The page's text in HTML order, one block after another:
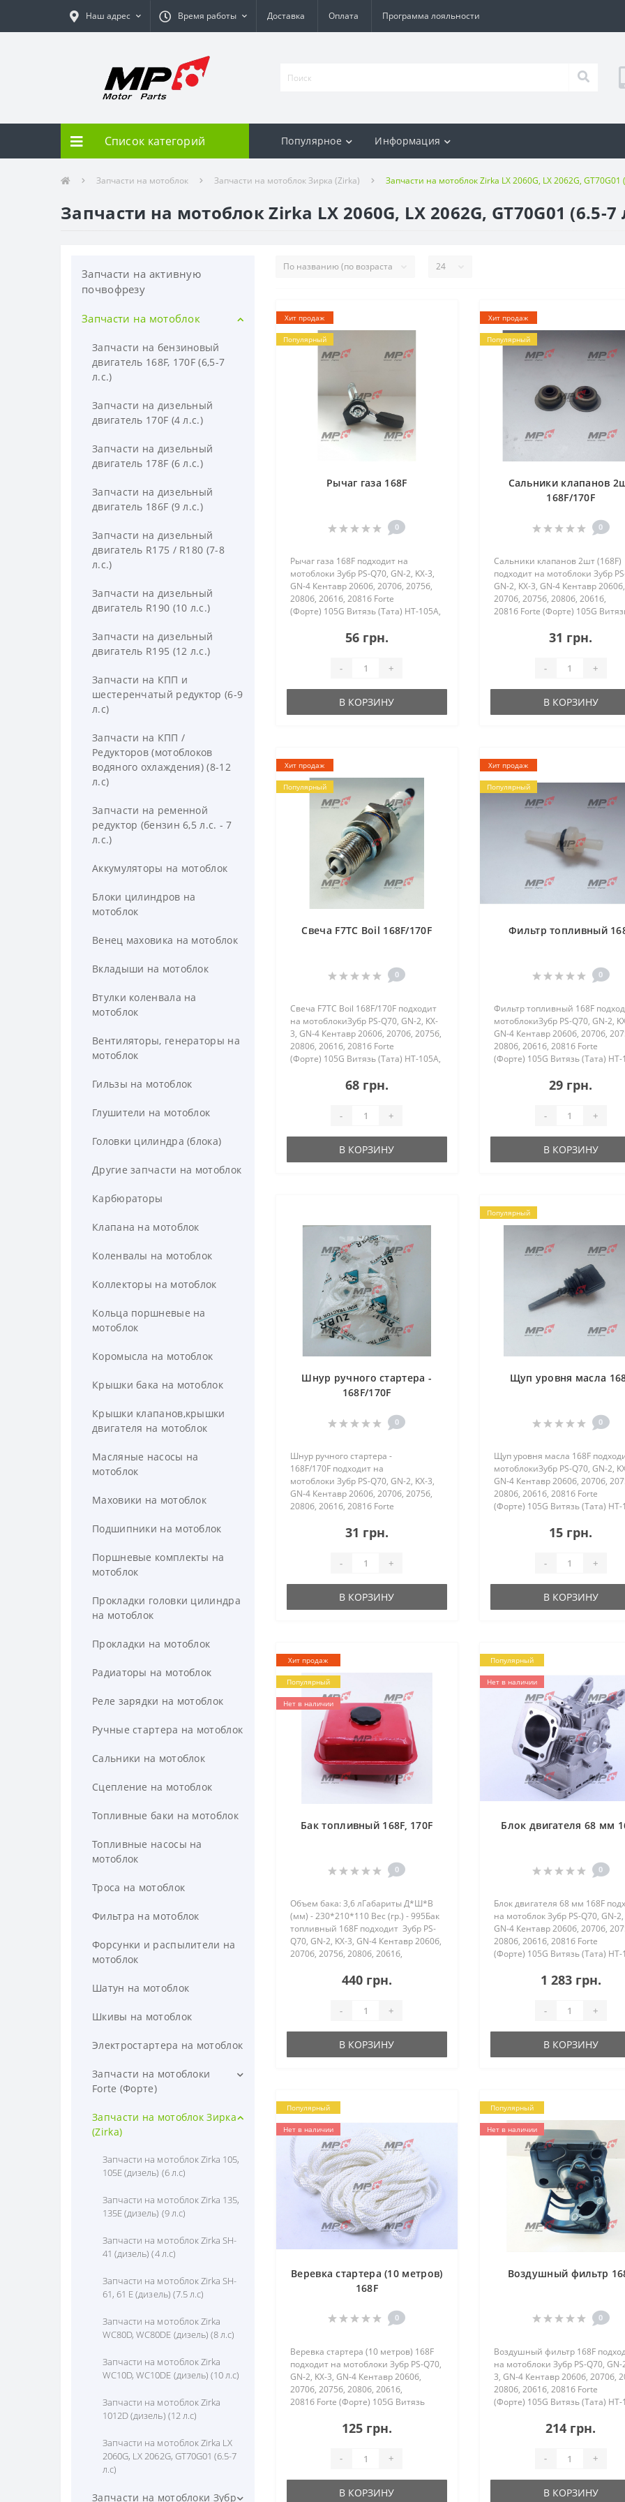
Наш адрес Время работы Доставка Оплата Программа лояльности
Список категорий Популярное Информация
Запчасти на мотоблок Запчасти на мотоблок Зирка (Zirka) Запчасти на мотоблок Zirka LX 2060G, LX 2062G, GT70G01
Запчасти на мотоблок Zirka LX 2060G, LX 2062G, GT70G01 (6.5-7
Запчасти на активную
почвофрезу
Запчасти на мотоблок
Запчасти на бензиновый
двигатель 168F, 170F (6,5-7
л.с.)
Запчасти на дизельный
двигатель 170F (4 л.с.)
Запчасти на дизельный
двигатель 178F (6 л.с.)
Запчасти на дизельный
двигатель 186F (9 л.с.)
Запчасти на дизельный
двигатель R175 / R180 (7-8
л.с.)
Запчасти на дизельный
двигатель R190 (10 л.с.)
Запчасти на дизельный
двигатель R195 (12 л.с.)
Запчасти на КПП и
шестеренчатый редуктор (6-9
л.с)
Запчасти на КПП /
Редукторов (мотоблоков
водяного охлаждения) (8-12
л.с)
Запчасти на ременной
редуктор (бензин 6,5 л.с. - 7
л.с.)
Аккумуляторы на мотоблок
Блоки цилиндров на
мотоблок
Венец маховика на мотоблок
Вкладыши на мотоблок
Втулки коленвала на
мотоблок
Вентиляторы, генераторы на
мотоблок
Гильзы на мотоблок
Глушители на мотоблок
Головки цилиндра (блока)
Другие запчасти на мотоблок
Карбюраторы
Клапана на мотоблок
Коленвалы на мотоблок
Коллекторы на мотоблок
Кольца поршневые на
мотоблок
Коромысла на мотоблок
Крышки бака на мотоблок
Крышки клапанов,крышки
двигателя на мотоблок
Масляные насосы на
мотоблок
Маховики на мотоблок
Подшипники на мотоблок
Поршневые комплекты на
мотоблок
Прокладки головки цилиндра
на мотоблок
Прокладки на мотоблок
Радиаторы на мотоблок
Реле зарядки на мотоблок
Ручные стартера на мотоблок
Сальники на мотоблок
Сцепление на мотоблок
Топливные баки на мотоблок
Топливные насосы на
мотоблок
Троса на мотоблок
Фильтра на мотоблок
Форсунки и распылители на
мотоблок
Шатун на мотоблок
Шкивы на мотоблок
Электростартера на мотоблок
Запчасти на мотоблоки
Forte (Форте)
Запчасти на мотоблок Forte
(Форте) 1050G (Дизель) (6 л.с)
Запчасти на мотоблок Forte
(Форте) 1350G (Дизель) (9 л.с)
Запчасти на мотоблок Forte
(Форте) SH-81 (8 л.с)
Запчасти на мотоблок Forte
(Форте) SH-101 (Дизель) (10 л.с)
Запчасти на мотоблок Forte
(Форте) SH-121 (Дизель) (12 л.с)
Запчасти на мотоблок HSD1G-
80B (бензин) (6,5-7 л.с)
Запчасти на КПП / Редуктор
(тяжелого мотоблока) (Форте)
Запчасти на мотоблок Зирка
(Zirka)
Запчасти на мотоблок Zirka 105,
105E (дизель) (6 л.с)
Запчасти на мотоблок Zirka 135,
135E (дизель) (9 л.с)
Запчасти на мотоблок Zirka SH-
41 (дизель) (4 л.с)
Запчасти на мотоблок Zirka SH-
61, 61 E (дизель) (7.5 л.с)
Запчасти на мотоблок Zirka
WC80D, WC80DE (дизель) (8 л.с)
Запчасти на мотоблок Zirka
WC10D, WC10DE (дизель) (10 л.с)
Запчасти на мотоблок Zirka
1012D (дизель) (12 л.с)
Запчасти на мотоблок Zirka LX
2060G, LX 2062G, GT70G01 (6.5-7
л.с)
Запчасти на мотоблоки Зубр
Хит продаж
Популярный
Рычаг газа 168F
0
Рычаг газа 168F подходит на
мотоблоки Зубр PS-Q70, GN-2, KX-3,
GN-4 Кентавр 2060б, 2070б, 2075б,
2080б, 2061б, 2081б Forte
(Форте) 105G Витязь (Тата) HT-105A,
56 грн.
- +
В КОРЗИНУ
Хит продаж
Популярный
Сальники клапанов
168F/170F
0
Сальники клапанов 2шт (168F)
подходит на мотоблоки Зубр
GN-2, KX-3, GN-4 Кентавр 2060б,
2070б, 2075б, 2080б, 2061б,
2081б Forte (Форте) 105G
SR1Z-80B, SR1Z-100&..
31 грн.
- +
В КОРЗИНУ
Хит продаж
Популярный
Свеча F7TC Boil 168F/170F
0
Свеча F7TC Boil 168F/170F подходит
на мотоблокиЗубр PS-Q70, GN-2, KX-
3, GN-4 Кентавр 2060б, 2070б, 2075б,
2080б, 2061б, 2081б Forte
(Форте) 105G Витязь (Тата) HT-105A,
68 грн.
- +
В КОРЗИНУ
Хит продаж
Популярный
Фильтр топливный
0
Фильтр топливный 168F
мотоблокиЗубр PS-Q70, GN-2,
GN-4 Кентавр 2060б, 2070б,
2080б, 2061б, 2081б Forte
(Форте) 105G Витязь (Тата) HT-
29 грн.
- +
В КОРЗИНУ
Шнур ручного стартера -
168F/170F
0
Шнур ручного стартера -
168F/170F подходит на
мотоблоки Зубр PS-Q70, GN-2, KX-3,
GN-4 Кентавр 2060б, 2070б, 2075б,
2080б, 2061б, 2081б Forte
SR1Z-750, SR1Z-90, SR1Z-80B,..
31 грн.
- +
В КОРЗИНУ
Популярный
Щуп уровня масла
0
Щуп уровня масла 168F
мотоблокиЗубр PS-Q70, GN-2,
GN-4 Кентавр 2060б, 2070б,
2080б, 2061б, 2081б Forte
(Форте) 105G Витязь (Тата) HT-
15 грн.
- +
В КОРЗИНУ
Хит продаж
Популярный
Нет в наличии
Бак топливный 168F, 170F
0
Объем бака: 3,6 лГабариты Д*Ш*В
(мм) - 230*210*110 Вес (гр.) - 995Бак
топливный 168F подходит Зубр PS-
Q70, GN-2, KX-3, GN-4 Кентавр 2060б,
2070б, 2075б, 2080б, 2061б,
440 грн.
- +
В КОРЗИНУ
Популярный
Нет в наличии
Блок двигателя 68 мм
0
Блок двигателя 68 мм 168F
на мотоблок Зубр PS-Q70, GN-2,
GN-4 Кентавр 2060б, 2070б,
2080б, 2061б, 2081б Forte
(Форте) 105G Витязь (Тата) HT-
1 283 грн.
- +
В КОРЗИНУ
Популярный
Нет в наличии
Веревка стартера (10 метров)
168F
0
Веревка стартера (10 метров) 168F
подходит на мотоблоки Зубр PS-Q70,
GN-2, KX-3, GN-4 Кентавр 2060б,
2070б, 2075б, 2080б, 2061б,
2081б Forte (Форте) 105G Витязь
SR1Z-80B, SR1Z..125 грн.
- +
В КОРЗИНУ
Популярный
Нет в наличии
Воздушный фильтр
0
Воздушный фильтр 168F
на мотоблоки Зубр PS-Q70, GN-
3, GN-4 Кентавр 2060б, 2070б,
2080б, 2061б, 2081б Forte
(Форте) 105G Витязь (Тата) HT-
214 грн.
- +
В КОРЗИНУ